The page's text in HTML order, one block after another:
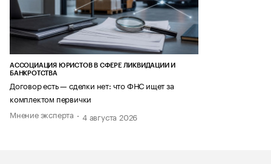
АССОЦИАЦИЯ ЮРИСТОВ В СФЕРЕ ЛИКВИДАЦИИ И
БАНКРОТСТВА
Договор есть — сделки нет: что ФНС ищет за
комплектом первички
Мнение эксперта
4 августа 2026